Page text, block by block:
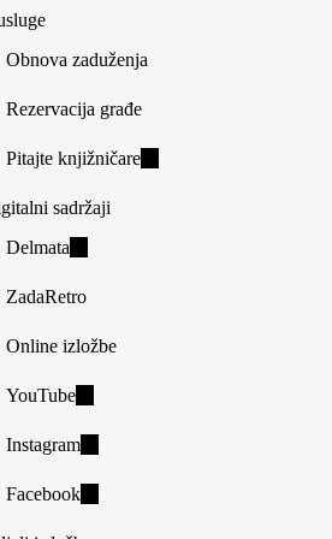
Obnova zaduženja
Rezervacija građe
Pitajte knjižničare(link
sadržaji
Delmata
external)
ZadaRetro
Online izložbe
YouTube(link
external)
Instagram(link
external)
Facebook(link